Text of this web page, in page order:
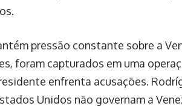
pressão constante sobre a
foram capturados em uma
enfrenta acusações.
Unidos não governam a